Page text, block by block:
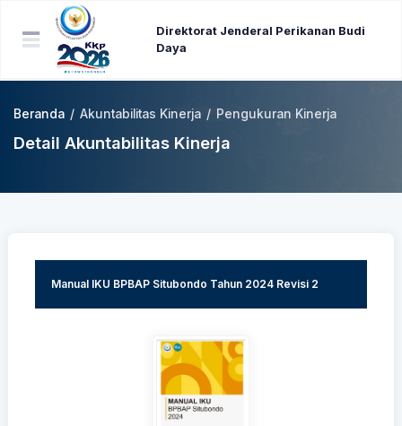
Direktorat Jenderal Perikanan Budi
Daya
Beranda / Akuntabilitas Kinerja / Pengukuran Kinerja
Detail Akuntabilitas Kinerja
Manual IKU BPBAP Situbondo Tahun 2024 Revisi 2